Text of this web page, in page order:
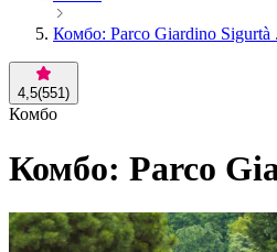
Комбо: Parco Giardino Sigurtà
4,5(551)
Комбо
Комбо: Parco